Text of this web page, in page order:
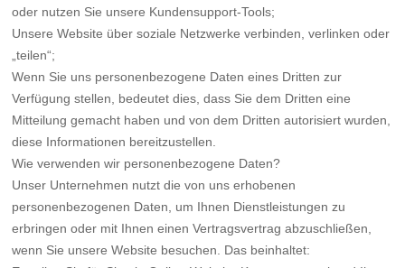
oder nutzen Sie unsere Kundensupport-Tools;
Unsere Website über soziale Netzwerke verbinden, verlinken oder
„teilen“;
Wenn Sie uns personenbezogene Daten eines Dritten zur
Verfügung stellen, bedeutet dies, dass Sie dem Dritten eine
Mitteilung gemacht haben und von dem Dritten autorisiert wurden,
diese Informationen bereitzustellen.
Wie verwenden wir personenbezogene Daten?
Unser Unternehmen nutzt die von uns erhobenen
personenbezogenen Daten, um Ihnen Dienstleistungen zu
erbringen oder mit Ihnen einen Vertragsvertrag abzuschließen,
wenn Sie unsere Website besuchen. Das beinhaltet: